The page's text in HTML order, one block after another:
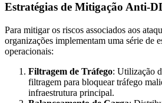
Estratégias de Mitigação Anti-
Para mitigar os riscos associados aos
organizações implementam uma série de
operacionais:
Filtragem de Tráfego: Utilização
filtragem para bloquear tráfego
infraestrutura principal.